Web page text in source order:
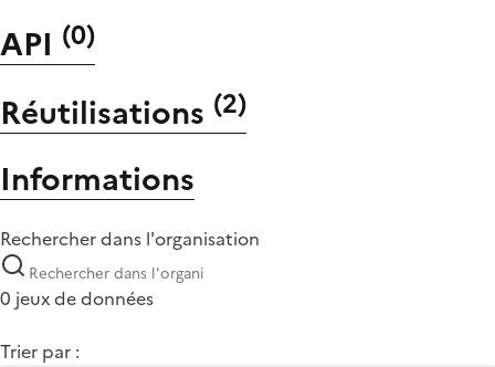
API (0)
Réutilisations (2)
Informations
Rechercher dans l'organisation
0 jeux de données
Trier par :